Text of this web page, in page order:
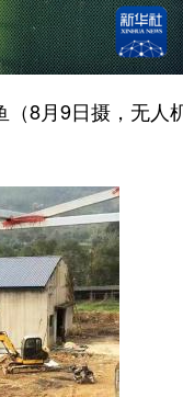
8月9日摄，无人